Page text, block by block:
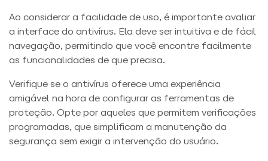
Ao considerar a facilidade de uso, é importante avaliar
a interface do antivírus. Ela deve ser intuitiva e de fácil
navegação, permitindo que você encontre facilmente
as funcionalidades de que precisa.
Verifique se o antivírus oferece uma experiência
amigável na hora de configurar as ferramentas de
proteção. Opte por aqueles que permitem verificações
programadas, que simplificam a manutenção da
segurança sem exigir a intervenção do usuário.